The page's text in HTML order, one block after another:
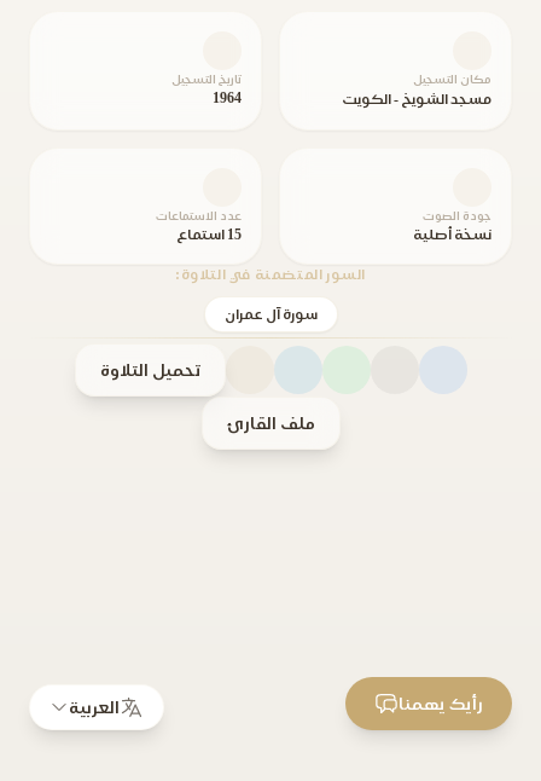
مكان التسجيل
مسجد الشويخ - الكويت
تاريخ التسجيل
1964
جودة الصوت
نسخة أصلية
عدد الاستماعات
15 استماع
السور المتضمنة في التلاوة:
سورة آل عمران
تحميل التلاوة
ملف القارئ
العربية رأيك يهمنا